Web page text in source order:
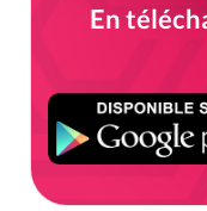
En